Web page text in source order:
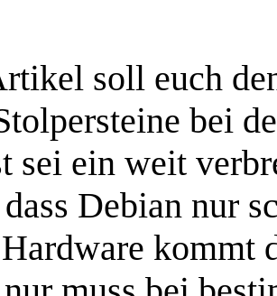
soll euch
bei
sei ein weit
Debian nur
kommt